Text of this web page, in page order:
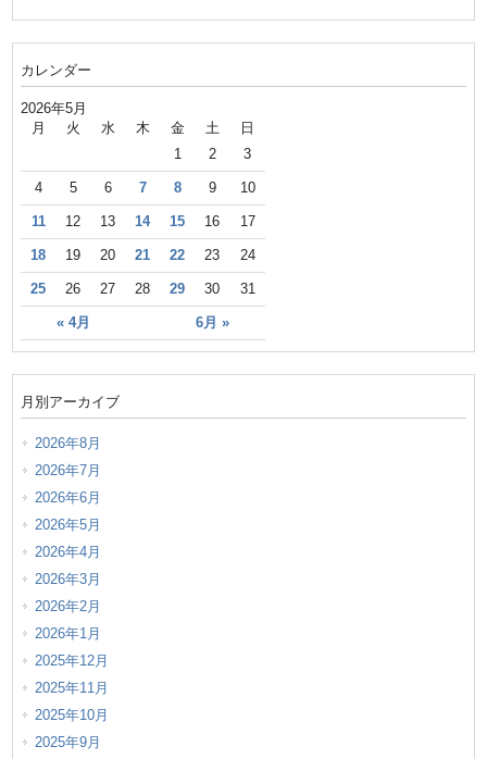
カレンダー
2026年5月
月 火 水 木 金 土 日
« 4月 6月 »
1 2 3
4 5 6 7 8 9 10
11 12 13 14 15 16 17
18 19 20 21 22 23 24
25 26 27 28 29 30 31
月別アーカイブ
2026年8月
2026年7月
2026年6月
2026年5月
2026年4月
2026年3月
2026年2月
2026年1月
2025年12月
2025年11月
2025年10月
2025年9月